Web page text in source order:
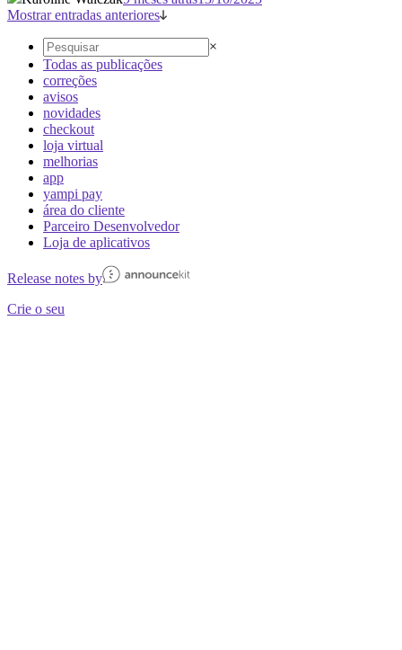
Mostrar entradas anteriores
×
Todas as publicações
correções
avisos
novidades
checkout
loja virtual
melhorias
app
yampi pay
área do cliente
Parceiro Desenvolvedor
Loja de aplicativos
Release notes by
Crie o seu